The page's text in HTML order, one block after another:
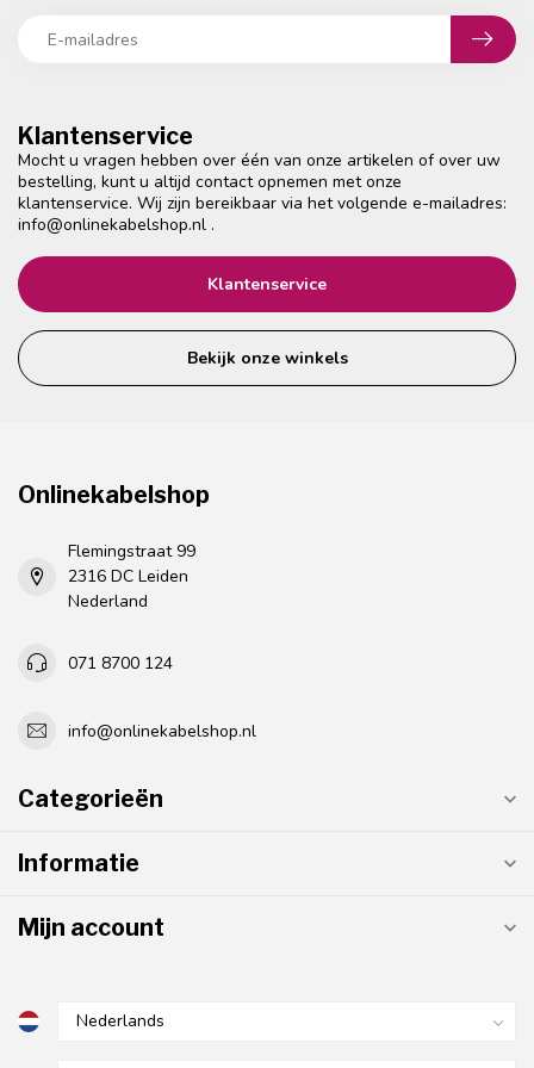
Klantenservice
Mocht u vragen hebben over één van onze artikelen of over uw
bestelling, kunt u altijd contact opnemen met onze
klantenservice. Wij zijn bereikbaar via het volgende e-mailadres:
info@onlinekabelshop.nl .
Klantenservice
Bekijk onze winkels
Onlinekabelshop
Flemingstraat 99
2316 DC Leiden
Nederland
071 8700 124
info@onlinekabelshop.nl
Categorieën
Informatie
Mijn account